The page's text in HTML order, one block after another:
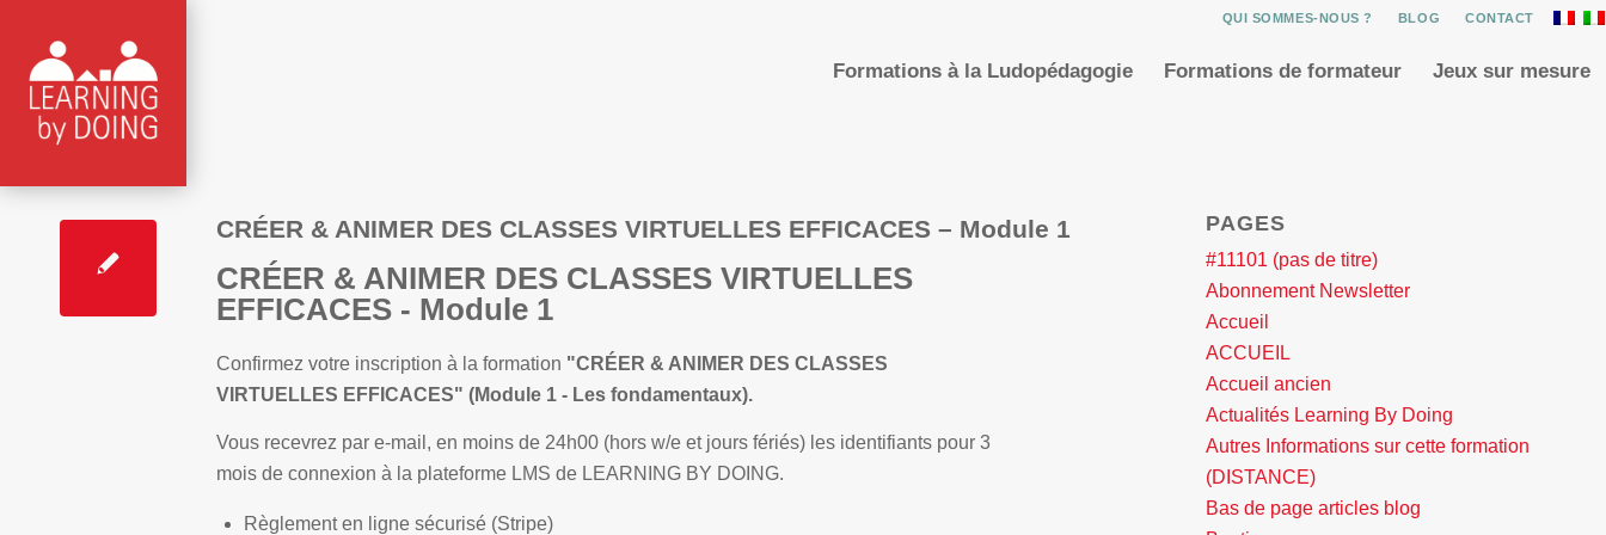
QUI SOMMES-NOUS ? BLOG CONTACT
Formations à la Ludopédagogie Formations de formateur Jeux sur mesure
CRÉER & ANIMER DES CLASSES VIRTUELLES EFFICACES – Module 1
CRÉER & ANIMER DES CLASSES VIRTUELLES
EFFICACES - Module 1
Confirmez votre inscription à la formation "CRÉER & ANIMER DES CLASSES
VIRTUELLES EFFICACES" (Module 1 - Les fondamentaux).
Vous recevrez par e-mail, en moins de 24h00 (hors w/e et jours fériés) les identifiants pour 3
mois de connexion à la plateforme LMS de LEARNING BY DOING.
Règlement en ligne sécurisé (Stripe)
PAGES
#11101 (pas de titre)
Abonnement Newsletter
Accueil
ACCUEIL
Accueil ancien
Actualités Learning By Doing
Autres Informations sur cette formation
(DISTANCE)
Bas de page articles blog